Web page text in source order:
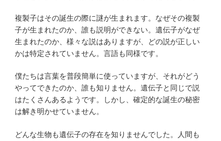
複製子はその誕生の際に謎が生まれます。なぜその複製
子が生まれたのか、誰も説明ができない。遺伝子がなぜ
生まれたのか、様々な説はありますが、どの説が正しい
かは特定されていません。言語も同様です。
僕たちは言葉を普段簡単に使っていますが、それがどう
やってできたのか、誰も知りません。遺伝子と同じで説
はたくさんあるようです。しかし、確定的な誕生の秘密
は解き明かせていません。
どんな生物も遺伝子の存在を知りませんでした。人間も